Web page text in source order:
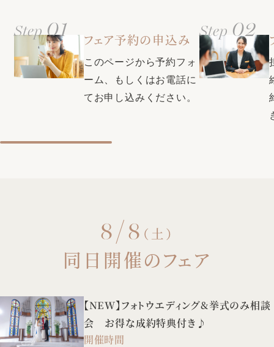
【口コミで衣裳満足度1位の式場★県内最大級衣裳サロンをご
案内】自由に選べる圧巻の300着。全国約40のグループ式場
から取り寄せ可能＆新たに話題の韓国ドレスや人気ブランド
ドレスも入荷！おふたりの運命の1着が見つかります♪
クチコミで本番満足度1位・衣装満足度1位・コストパフォー
マンス部門1位の式場に選ばれた同会場。素敵な結婚式をお得
に叶える特典も充実♪お気軽にプランナーにお問い合わせくだ
さい。
Step 01 フェア予約の申込み
このページから予約フォ
ーム、もしくはお電話に
てお申し込みください。
Step 02
8/8 （土）
同日開催のフェア
【NEW】フォトウエディング&挙式のみ相談
会 お得な成約特典付き♪
開催時間